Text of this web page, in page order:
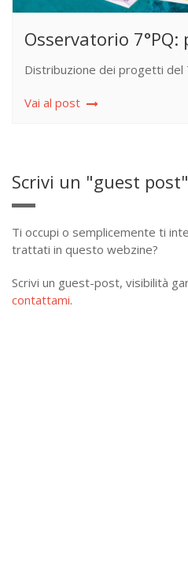
Osservatorio
Distribuzione dei progetti del
Vai al post
Scrivi un "guest post"
Ti occupi o semplicemente ti
trattati in questo webzine?
Scrivi un guest-post, visibilità
contattami.